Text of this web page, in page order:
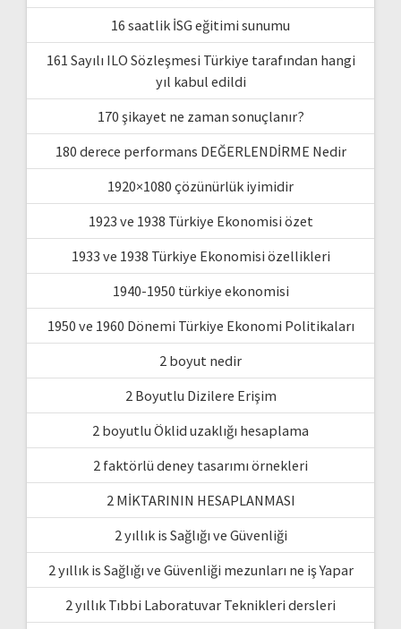
16 saatlik İSG eğitimi sunumu
161 Sayılı ILO Sözleşmesi Türkiye tarafından hangi
yıl kabul edildi
170 şikayet ne zaman sonuçlanır?
180 derece performans DEĞERLENDİRME Nedir
1920×1080 çözünürlük iyimidir
1923 ve 1938 Türkiye Ekonomisi özet
1933 ve 1938 Türkiye Ekonomisi özellikleri
1940-1950 türkiye ekonomisi
1950 ve 1960 Dönemi Türkiye Ekonomi Politikaları
2 boyut nedir
2 Boyutlu Dizilere Erişim
2 boyutlu Öklid uzaklığı hesaplama
2 faktörlü deney tasarımı örnekleri
2 MİKTARININ HESAPLANMASI
2 yıllık is Sağlığı ve Güvenliği
2 yıllık is Sağlığı ve Güvenliği mezunları ne iş Yapar
2 yıllık Tıbbi Laboratuvar Teknikleri dersleri